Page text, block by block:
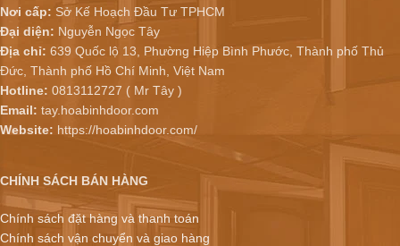
Nơi cấp: Sở Kế Hoạch Đầu Tư TPHCM
Đại diện: Nguyễn Ngọc Tây
Địa chỉ: 639 Quốc lộ 13, Phường Hiệp Bình Phước, Thành phố Thủ
Đức, Thành phố Hồ Chí Minh, Việt Nam
Hotline: 0813112727 ( Mr Tây )
Email: tay.hoabinhdoor.com
Website: https://hoabinhdoor.com/
CHÍNH SÁCH BÁN HÀNG
Chính sách đặt hàng và thanh toán
Chính sách vận chuyển và giao hàng